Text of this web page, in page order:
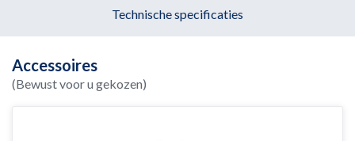
Technische specificaties
Accessoires
(Bewust voor u gekozen)